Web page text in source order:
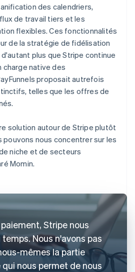
des calendriers,
de travail tiers et les
flexibles. Ces fonctionnalités
de la stratégie de fidélisation
plus que Stripe continue
charge native des
proposait autrefois
telles que les offres de
solution autour de Stripe plutôt
pouvons nous concentrer sur les
niche et de secteurs
Momin.
Stripe nous
Nous n'avons pas
mêmes la partie
nous permet de nous